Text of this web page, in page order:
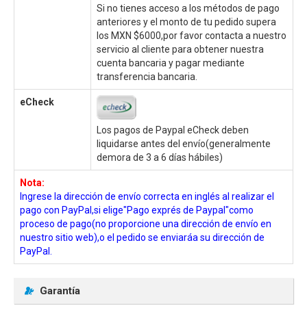
Si no tienes acceso a los métodos de pago
anteriores y el monto de tu pedido supera
los MXN $6000,por favor contacta a nuestro
servicio al cliente para obtener nuestra
cuenta bancaria y pagar mediante
transferencia bancaria.
eCheck
Los pagos de Paypal eCheck deben
liquidarse antes del envío(generalmente
demora de 3 a 6 días hábiles)
Nota:
Ingrese la dirección de envío correcta en inglés al realizar el
pago con PayPal,si elige"Pago exprés de Paypal"como
proceso de pago(no proporcione una dirección de envío en
nuestro sitio web),o el pedido se enviaráa su dirección de
PayPal.
Garantía